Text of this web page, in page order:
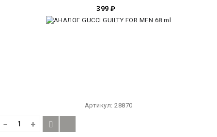
399 ₽
Артикул: 28870
− +